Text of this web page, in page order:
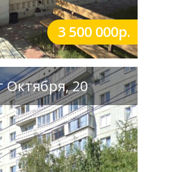
3 500 000р.
Октября, 20